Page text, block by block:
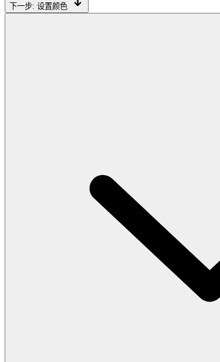
下一步: 设置颜色